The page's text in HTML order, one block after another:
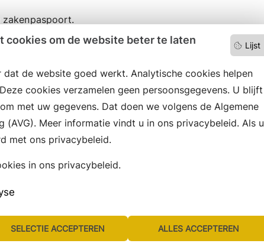
Lijst
cookies om de website beter te laten
de website goed werkt. Analytische cookies helpen
cookies verzamelen geen persoonsgegevens. U blijft
met uw gegevens. Dat doen we volgens de Algemene
(AVG). Meer informatie vindt u in ons privacybeleid. Als u
met ons privacybeleid.
in ons privacybeleid.
SELECTIE ACCEPTEREN ALLES ACCEPTEREN
zakenpaspoort.
en volg ons ook op social media.
Sitemap Privacyverklaring Servicenormen